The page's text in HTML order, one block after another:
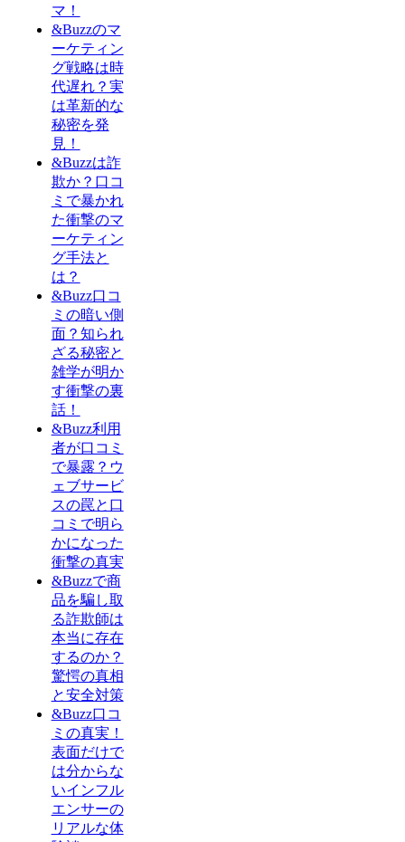
マ！
&Buzzのマ
ーケティン
グ戦略は時
代遅れ？実
は革新的な
秘密を発
見！
&Buzzは詐
欺か？口コ
ミで暴かれ
た衝撃のマ
ーケティン
グ手法と
は？
&Buzz口コ
ミの暗い側
面？知られ
ざる秘密と
雑学が明か
す衝撃の裏
話！
&Buzz利用
者が口コミ
で暴露？ウ
ェブサービ
スの罠と口
コミで明ら
かになった
衝撃の真実
&Buzzで商
品を騙し取
る詐欺師は
本当に存在
するのか？
驚愕の真相
と安全対策
&Buzz口コ
ミの真実！
表面だけで
は分からな
いインフル
エンサーの
リアルな体